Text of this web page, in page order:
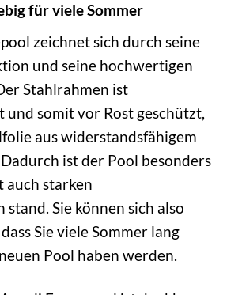
für viele Sommer
zeichnet sich durch seine
und seine hochwertigen
Stahlrahmen ist
somit vor Rost geschützt,
aus widerstandsfähigem
ist der Pool besonders
auch starken
stand. Sie können sich also
Sie viele Sommer lang
Pool haben werden.